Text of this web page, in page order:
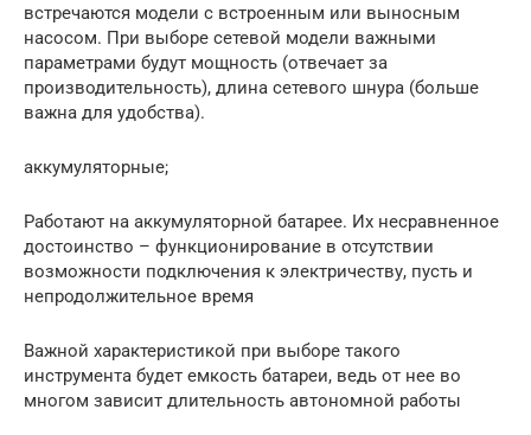
встречаются модели с встроенным или выносным
насосом. При выборе сетевой модели важными
параметрами будут мощность (отвечает за
производительность), длина сетевого шнура (больше
важна для удобства).
аккумуляторные;
Работают на аккумуляторной батарее. Их несравненное
достоинство – функционирование в отсутствии
возможности подключения к электричеству, пусть и
непродолжительное время
Важной характеристикой при выборе такого
инструмента будет емкость батареи, ведь от нее во
многом зависит длительность автономной работы